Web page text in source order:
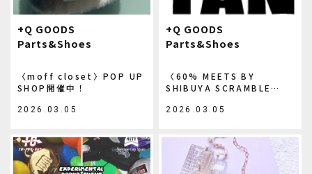
+Q GOODS
Parts&Shoes
〈moff closet〉POP UP
SHOP開催中！
2026.03.05
+Q GOODS
Parts&Shoes
〈60% MEETS BY
SHIBUYA SCRAMBLE
開催中！
2026.03.05